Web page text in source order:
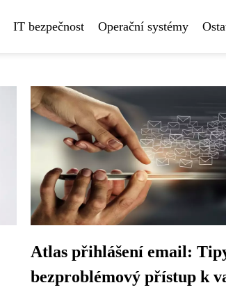
IT bezpečnost Operační systémy
Atlas přihlášení email:
bezproblémový přístup k